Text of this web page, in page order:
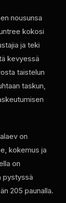
nousunsa
kokosi
ja teki
kevyessä
taistelun
taskun,
on
kokemus ja
on
pystyssä
205 paunalla.